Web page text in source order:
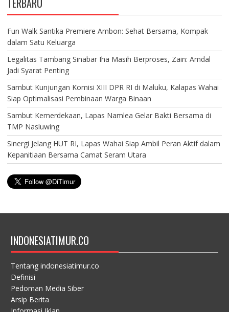
TERBARU
Fun Walk Santika Premiere Ambon: Sehat Bersama, Kompak
dalam Satu Keluarga
Legalitas Tambang Sinabar Iha Masih Berproses, Zain: Amdal
Jadi Syarat Penting
Sambut Kunjungan Komisi XIII DPR RI di Maluku, Kalapas Wahai
Siap Optimalisasi Pembinaan Warga Binaan
Sambut Kemerdekaan, Lapas Namlea Gelar Bakti Bersama di
TMP Nasluwing
Sinergi Jelang HUT RI, Lapas Wahai Siap Ambil Peran Aktif dalam
Kepanitiaan Bersama Camat Seram Utara
INDONESIATIMUR.CO
Tentang indonesiatimur.co
Definisi
Pedoman Media Siber
Arsip Berita